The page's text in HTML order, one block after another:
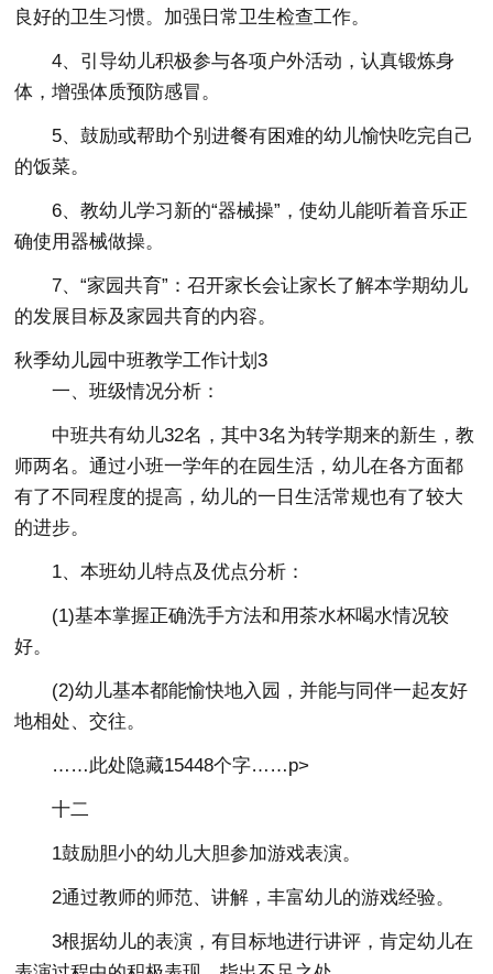
良好的卫生习惯。加强日常卫生检查工作。
4、引导幼儿积极参与各项户外活动，认真锻炼身
体，增强体质预防感冒。
5、鼓励或帮助个别进餐有困难的幼儿愉快吃完自己
的饭菜。
6、教幼儿学习新的“器械操”，使幼儿能听着音乐正
确使用器械做操。
7、“家园共育”：召开家长会让家长了解本学期幼儿
的发展目标及家园共育的内容。
秋季幼儿园中班教学工作计划3
一、班级情况分析：
中班共有幼儿32名，其中3名为转学期来的新生，教
师两名。通过小班一学年的在园生活，幼儿在各方面都
有了不同程度的提高，幼儿的一日生活常规也有了较大
的进步。
1、本班幼儿特点及优点分析：
(1)基本掌握正确洗手方法和用茶水杯喝水情况较
好。
(2)幼儿基本都能愉快地入园，并能与同伴一起友好
地相处、交往。
……此处隐藏15448个字……p>
十二
1鼓励胆小的幼儿大胆参加游戏表演。
2通过教师的师范、讲解，丰富幼儿的游戏经验。
3根据幼儿的表演，有目标地进行讲评，肯定幼儿在